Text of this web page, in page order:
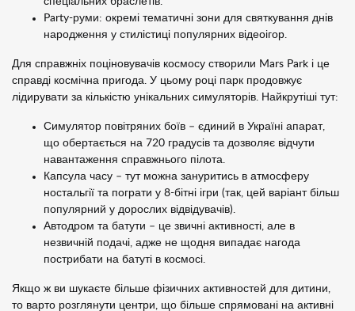
Party-руми: окремі тематичні зони для святкування днів
народження у стилістиці популярних відеоігор.
Для справжніх поціновувачів космосу створили Mars Park і це
справді космічна пригода. У цьому році парк продовжує
лідирувати за кількістю унікальних симуляторів. Найкрутіші тут:
Симулятор повітряних боїв – єдиний в Україні апарат,
що обертається на 720 градусів та дозволяє відчути
навантаження справжнього пілота.
Капсула часу – тут можна зануритись в атмосферу
ностальгії та пограти у 8-бітні ігри (так, цей варіант більш
популярний у дорослих відвідувачів).
Автодром та батути – це звичні активності, але в
незвичній подачі, адже не щодня випадає нагода
пострибати на батуті в космосі.
Якщо ж ви шукаєте більше фізичних активностей для дитини,
то варто розглянути центри, що більше спрямовані на активні